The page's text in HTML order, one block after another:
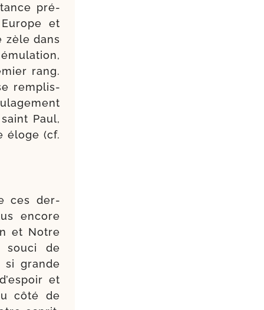
pré­
et
zèle dans
rang.
rem­plis­
Paul,
éloge (cf.
ces der­
encore
et Notre
sou­ci de
si grande
et
côté de